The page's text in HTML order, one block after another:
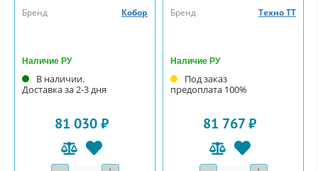
Бренд
Кобор
Наличие РУ
В наличии.
Доставка за 2-3 дня
81 030 ₽
Количество
Бренд
Техно ТТ
Наличие РУ
Под заказ
предоплата 100%
81 767 ₽
Количество